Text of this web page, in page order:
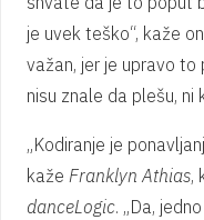
je uvek teško“, kaže
važan, jer je upravo to
nisu znale da plešu, ni
„Kodiranje je
kaže Franklyn Athias,
danceLogic. „Da,